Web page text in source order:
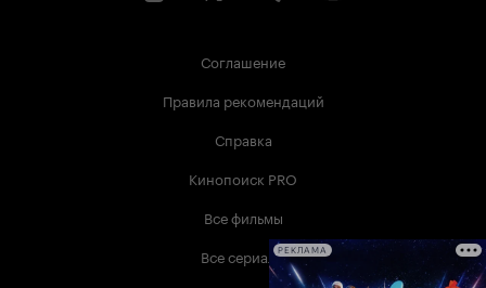
Соглашение
Правила рекомендаций
Справка
Кинопоиск PRO
Все фильмы
Все сериалыРЕКЛАМА